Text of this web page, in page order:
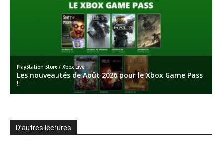
D’autres lectures